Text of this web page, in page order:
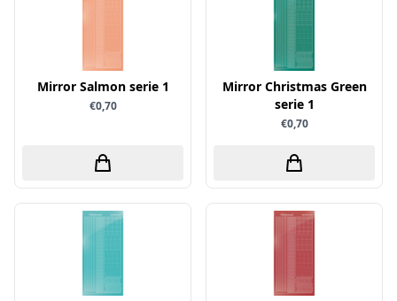
Workshop
Jeanines Art
JeJe
Juffrouw Muis
Lavinia
Lawn Fawn
Lemon Craft
Lisa Horton - Crafts
Tekst, letters & cijfers
Tijdschrift
Mirror Salmon serie 1
€0,70
Mirror Christmas Green
serie 1
€0,70